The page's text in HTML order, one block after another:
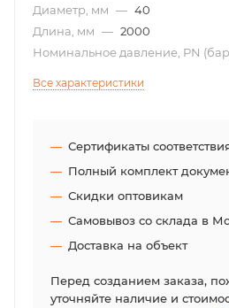
Диаметр, мм — 40
Длина, мм — 2000
Номинальное давление, PN
Все характеристики
Сертификаты
Полный комплект
Скидки оптовикам
Самовывоз со склада в
Доставка на объект
Перед созданием заказа,
уточняйте наличие и